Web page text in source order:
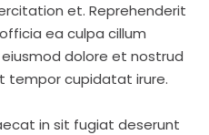
et. Reprehenderit
ea culpa cillum
dolore et nostrud
tempor cupidatat irure.
in sit fugiat deserunt